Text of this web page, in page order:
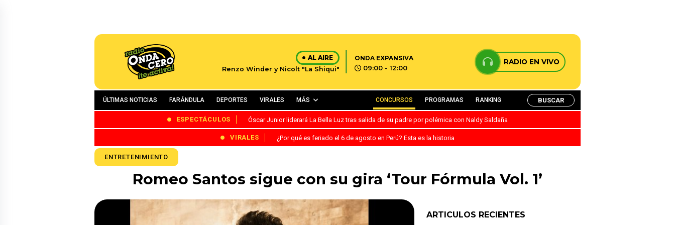
AL AIRE
Renzo Winder y Nicolt "La Shiqui"
ONDA EXPANSIVA
09:00 - 12:00
RADIO EN VIVO
ÚLTIMAS NOTICIAS FARÁNDULA DEPORTES VIRALES MÁS CONCURSOS PROGRAMAS RANKING BUSCAR
ESPECTÁCULOS Óscar Junior liderará La Bella Luz tras salida de su padre por polémica con Naldy Saldaña
VIRALES ¿Por qué es feriado el 6 de agosto en Perú? Esta es la historia
ENTRETENIMIENTO
Romeo Santos sigue con su gira ‘Tour Fórmula Vol. 1’
ARTICULOS RECIENTES